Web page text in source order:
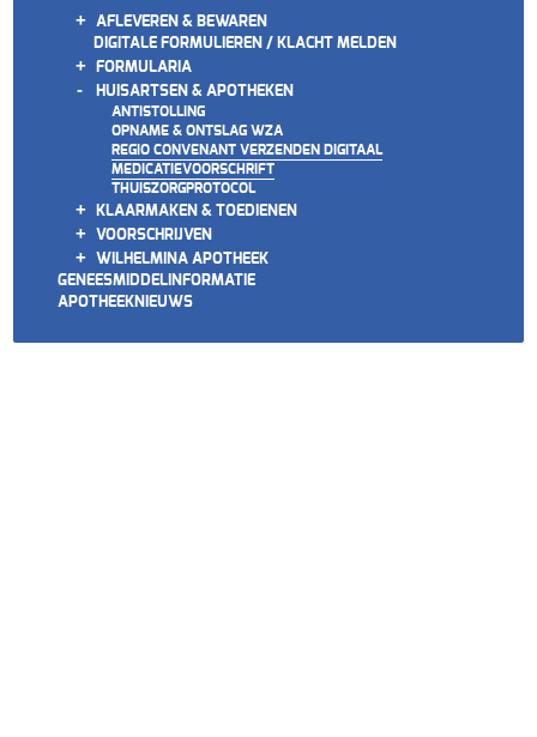
+ AFLEVEREN & BEWAREN
DIGITALE FORMULIEREN / KLACHT MELDEN
+ FORMULARIA
- HUISARTSEN & APOTHEKEN
ANTISTOLLING
OPNAME & ONTSLAG WZA
REGIO CONVENANT VERZENDEN DIGITAAL
MEDICATIEVOORSCHRIFT
THUISZORGPROTOCOL
+ KLAARMAKEN & TOEDIENEN
+ VOORSCHRIJVEN
+ WILHELMINA APOTHEEK
GENEESMIDDELINFORMATIE
APOTHEEKNIEUWS